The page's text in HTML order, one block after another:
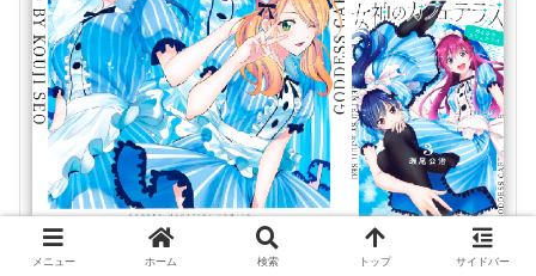
女神のカフェテラス
メニュー ホーム 検索 トップ サイドバー